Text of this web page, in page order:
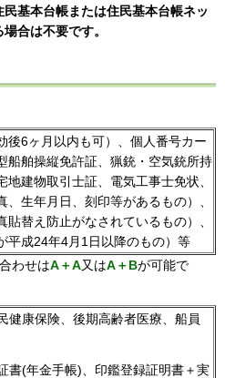
基本台帳または住民基本台帳ネッ
合は不要です。
後6ヶ月以内も可）、個人番号カー
船舶操縦免許証、猟銃・空気銃所持
建物取引士証、電気工事士免状、
生年月日、刻印等があるもの）、
替え防止がなされているもの）、
平成24年4月1日以降のもの）等
わせはA＋A又はA＋Bが可能で
健康保険、後期高齢者医療、船員
書(年金手帳)、印鑑登録証明書＋実